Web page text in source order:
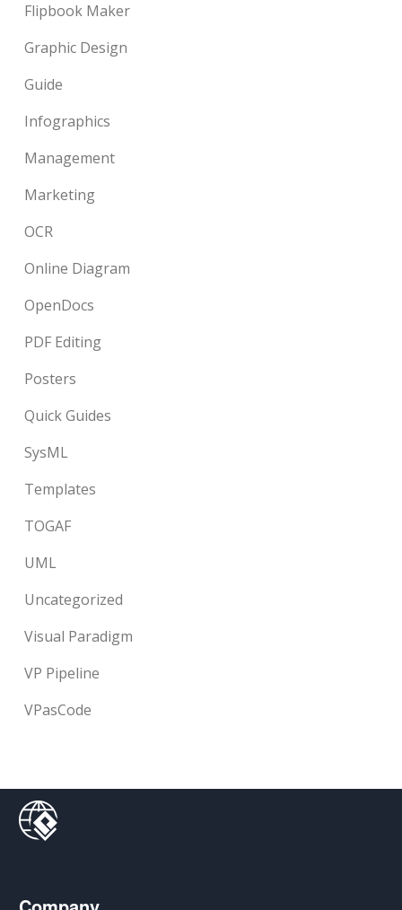
Flipbook Maker
Graphic Design
Guide
Infographics
Management
Marketing
OCR
Online Diagram
OpenDocs
PDF Editing
Posters
Quick Guides
SysML
Templates
TOGAF
UML
Uncategorized
Visual Paradigm
VP Pipeline
VPasCode